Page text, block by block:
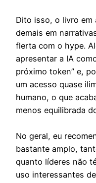
Dito isso, o livro em
demais em
flerta com o hype.
apresentar a IA
próximo token” e,
um acesso quase
humano, o que
menos equilibrada
No geral, eu
bastante amplo,
quanto líderes não
uso interessantes